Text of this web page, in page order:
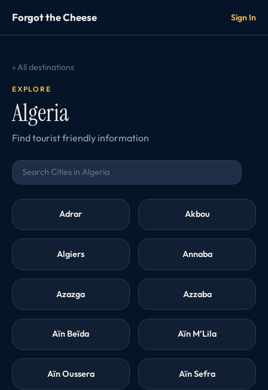
Forgot the Cheese Sign In
« All destinations
EXPLORE
Algeria
Find tourist friendly information
Adrar Akbou
Algiers Annaba
Azazga Azzaba
Aïn Beïda Aïn M’Lila
Aïn Oussera Aïn Sefra